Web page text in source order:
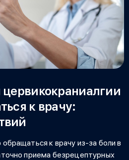
к врачу:
к врачу из-за боли в
приема безрецептурных